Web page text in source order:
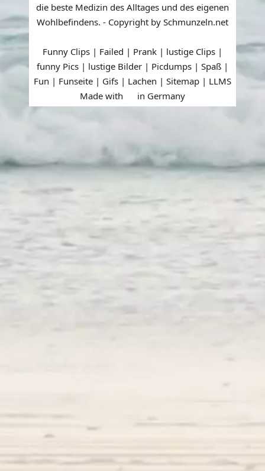
die beste Medizin des Alltages und des eigenen
Wohlbefindens. - Copyright by Schmunzeln.net
Funny Clips | Failed | Prank | lustige Clips |
funny Pics | lustige Bilder | Picdumps | Spaß |
Fun | Funseite | Gifs | Lachen | Sitemap | LLMS
Made with
in Germany